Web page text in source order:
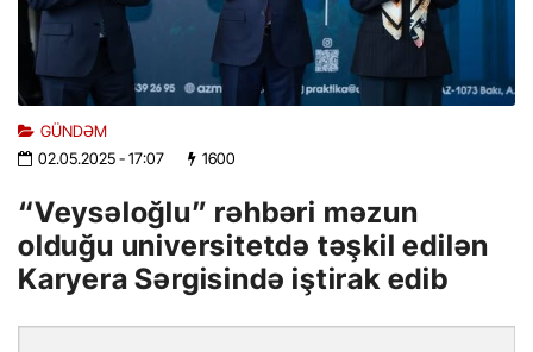
GÜNDƏM
02.05.2025- 17:07 1600
“Veysəloğlu” rəhbəri məzun
olduğu universitetdə təşkil edilən
Karyera Sərgisində iştirak edib